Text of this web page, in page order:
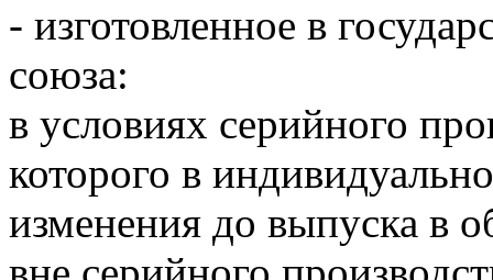
- изготовленное в
союза:
в условиях серийного
которого в
изменения до выпуска в